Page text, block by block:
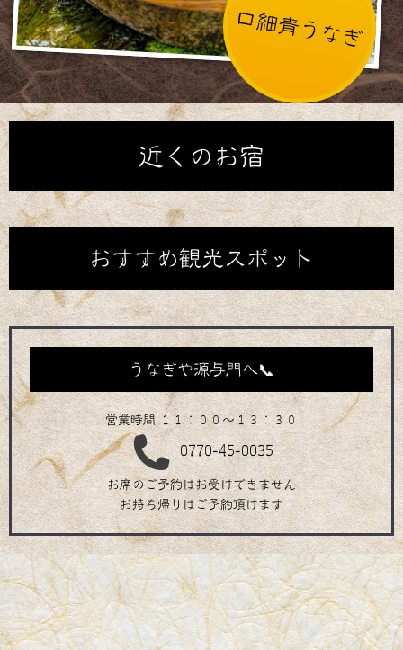
口細青うなぎ
近くのお宿
おすすめ観光スポット
うなぎや源与門へ📞
営業時間 １１：００～１３：３０
0770-45-0035
お席のご予約はお受けできません
お持ち帰りはご予約頂けます